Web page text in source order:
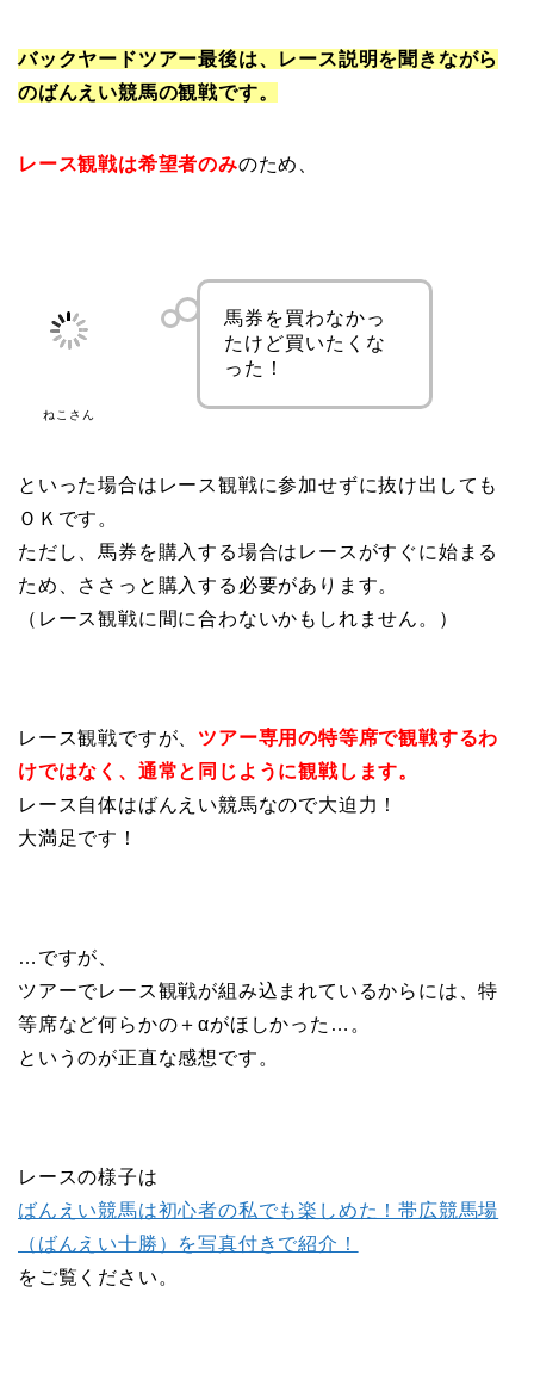
バックヤードツアー最後は、レース説明を聞きながら
のばんえい競馬の観戦です。
レース観戦は希望者のみのため、
ねこさん
馬券を買わなかっ
たけど買いたくな
った！
といった場合はレース観戦に参加せずに抜け出しても
ＯＫです。
ただし、馬券を購入する場合はレースがすぐに始まる
ため、ささっと購入する必要があります。
（レース観戦に間に合わないかもしれません。）
レース観戦ですが、 ツアー専用の特等席で観戦するわ
けではなく、通常と同じように観戦します。
レース自体はばんえい競馬なので大迫力！
大満足です！
…ですが、
ツアーでレース観戦が組み込まれているからには、特
等席など何らかの＋αがほしかった…。
というのが正直な感想です。
レースの様子は
ばんえい競馬は初心者の私でも楽しめた！帯広競馬場
（ばんえい十勝）を写真付きで紹介！
をご覧ください。